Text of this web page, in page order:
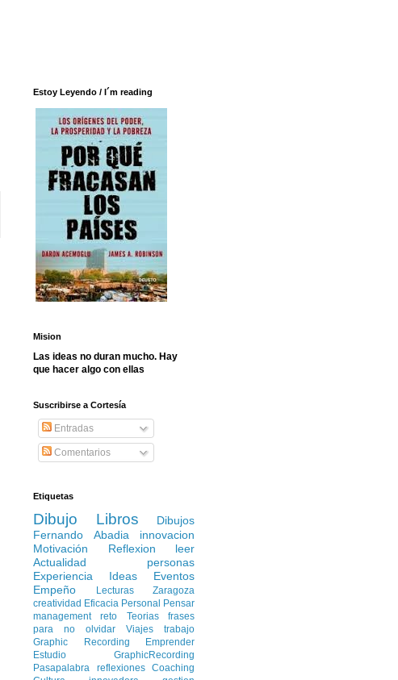
Estoy Leyendo / I´m reading
Mision
Las ideas no duran mucho. Hay
que hacer algo con ellas
Suscribirse a Cortesía
Entradas
Comentarios
Etiquetas
Dibujo Libros
Dibujos
Fernando Abadia
innovacion
Motivación
Reflexion
leer
Actualidad
personas
Experiencia
Ideas
Eventos
Empeño
Lecturas
Zaragoza
creatividad Eficacia Personal Pensar
management
reto Teorias
frases
para no olvidar
Viajes
trabajo
Graphic Recording
Emprender
Estudio
GraphicRecording
Pasapalabra
reflexiones
Coaching